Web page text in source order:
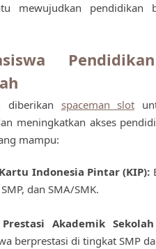
mewujudkan pendidikan
diberikan spaceman slot
meningkatkan akses
mampu:
Indonesia Pintar (KIP):
dan SMA/SMK.
Prestasi Akademik
berprestasi di tingkat SMP